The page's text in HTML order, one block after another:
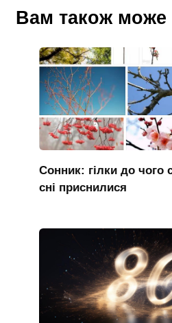
Вам також може
Сонник: гілки до чого
сні приснилися